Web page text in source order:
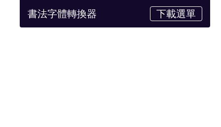
書法字體轉換器 下載選單